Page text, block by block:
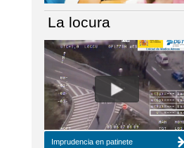
NÚMERO ACTUAL HEMEROTECA
La locura
Imprudencia en patinete